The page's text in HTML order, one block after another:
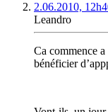
2.06.2010,
Leandro
Ca commence
bénéficier